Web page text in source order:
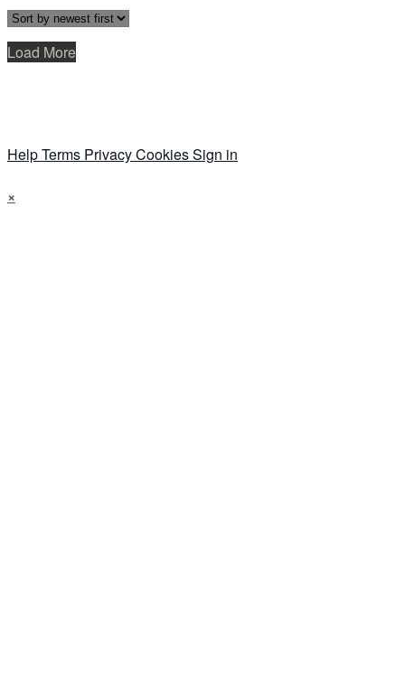
Load More
HelpTerms PrivacyCookiesSign in
×